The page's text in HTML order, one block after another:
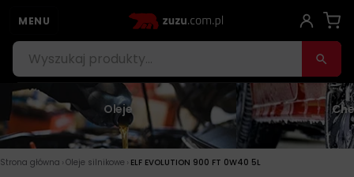
MENU
Oleje
Strona główna › Oleje silnikowe › ELF EVOLUTION 900 FT 0W40 5L